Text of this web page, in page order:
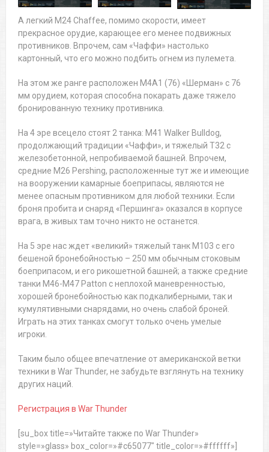
А легкий M24 Chaffee, помимо скорости, имеет
прекрасное орудие, карающее его менее подвижных
противников. Впрочем, сам «Чаффи» настолько
картонный, что его можно подбить огнем из пулемета.
На этом же ранге расположен M4A1 (76) «Шерман» с 76
мм орудием, которая способна покарать даже тяжело
бронированную технику противника.
На 4 эре всецело стоят 2 танка: M41 Walker Bulldog,
продолжающий традиции «Чаффи», и тяжелый Т32 с
железобетонной, непробиваемой башней. Впрочем,
средние M26 Pershing, расположенные тут же и имеющие
на вооружении камарные боеприпасы, являются не
менее опасным противником для любой техники. Если
броня пробита и снаряд «Першинга» оказался в корпусе
врага, в живых там точно никто не останется.
На 5 эре нас ждет «великий» тяжелый танк M103 с его
бешеной бронебойностью – 250 мм обычным стоковым
боеприпасом, и его рикошетной башней; а также средние
танки M46-M47 Patton с неплохой маневренностью,
хорошей бронебойностью как подкалиберными, так и
кумулятивными снарядами, но очень слабой броней.
Играть на этих танках смогут только очень умелые
игроки.
Таким было общее впечатление от американской ветки
техники в War Thunder, не забудьте взглянуть на технику
других наций.
Регистрация в War Thunder
[su_box title=»Читайте также по War Thunder»
style=»glass» box_color=»#c65077″ title_color=»#ffffff»]